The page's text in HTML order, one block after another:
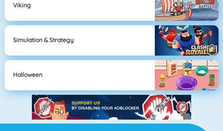
Viking
Simulation & Strategy
Halloween